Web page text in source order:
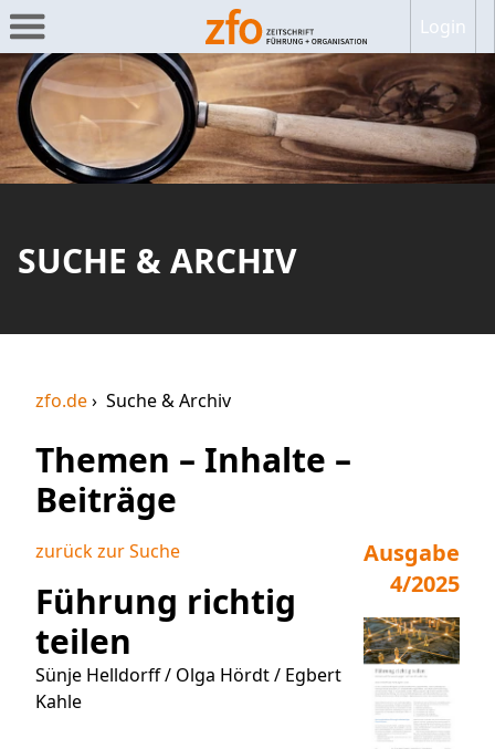
Login
SUCHE & ARCHIV
zfo.de Suche & Archiv
Themen – Inhalte –
Beiträge
zurück zur Suche
Führung richtig
teilen
Sünje Helldorff / Olga Hördt / Egbert
Kahle
Ausgabe
4/2025